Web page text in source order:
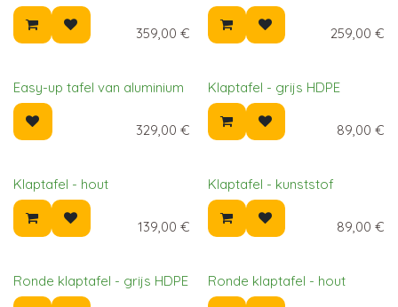
359,00 € 259,00 €
Easy-up tafel van aluminium
329,00 €
Klaptafel - grijs HDPE
89,00 €
Klaptafel - hout
139,00 €
Klaptafel - kunststof
89,00 €
Ronde klaptafel - grijs HDPE Ronde klaptafel - hout